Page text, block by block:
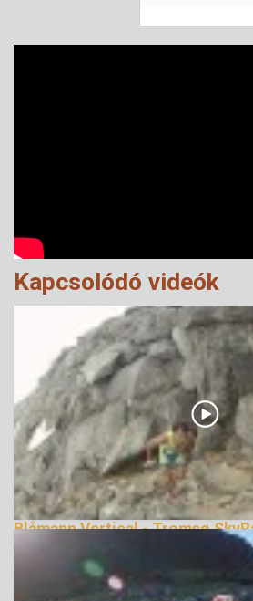
Kapcsolódó videók
Blåmann Vertical - Tromsø
terepfutás
144074 Nézetek